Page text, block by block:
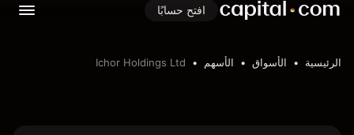
افتح حسابًا
الرئيسية الأسواق الأسهم Ichor Holdings Ltd